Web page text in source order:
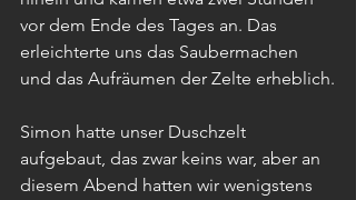
vor dem Ende des Tages an. Das
erleichterte uns das Saubermachen
und das Aufräumen der Zelte erheblich.
Simon hatte unser Duschzelt
aufgebaut, das zwar keins war, aber an
diesem Abend hatten wir wenigstens